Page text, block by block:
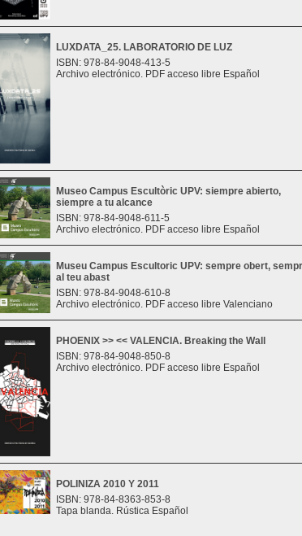
LUXDATA_25. LABORATORIO DE LUZ
ISBN: 978-84-9048-413-5
Archivo electrónico. PDF acceso libre Español
Museo Campus Escultòric UPV: siempre abierto,
siempre a tu alcance
ISBN: 978-84-9048-611-5
Archivo electrónico. PDF acceso libre Español
Museu Campus Escultoric UPV: sempre obert,
al teu abast
ISBN: 978-84-9048-610-8
Archivo electrónico. PDF acceso libre Valenciano
PHOENIX >> << VALENCIA. Breaking the Wall
ISBN: 978-84-9048-850-8
Archivo electrónico. PDF acceso libre Español
POLINIZA 2010 Y 2011
ISBN: 978-84-8363-853-8
Tapa blanda. Rústica Español